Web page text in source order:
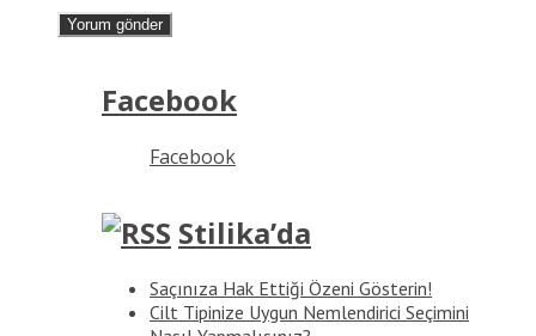
Facebook
Facebook
Stilika’da
Saçınıza Hak Ettiği Özeni Gösterin!
Cilt Tipinize Uygun Nemlendirici Seçimini